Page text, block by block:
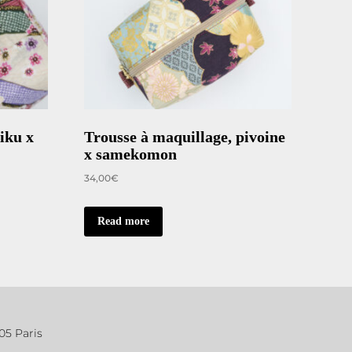
x
Quick view
Trousse à maquillage, pivoine
x samekomon
34,00€
Read more
Paris